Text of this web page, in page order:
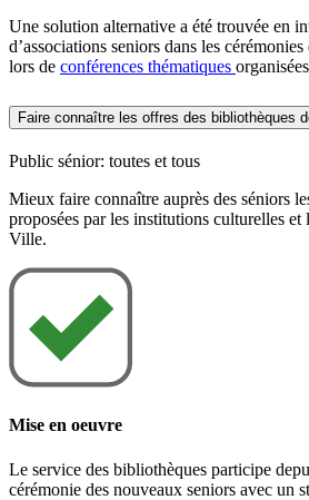
Une solution alternative a été trouvée en
d’associations seniors dans les
lors de conférences thématiques
Faire connaître les offres des bibliothèques
Public sénior: toutes et tous
Mieux faire connaître auprès des séniors
proposées par les institutions culturelles et
Ville.
Mise en oeuvre
Le service des bibliothèques participe
cérémonie des nouveaux seniors avec un